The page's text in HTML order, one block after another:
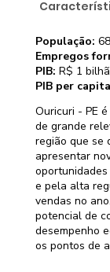
Ouricuri - PE
de grande
região que se
apresentar
e pela alta
vendas no
potencial de
desempenho
os pontos de
População:
Empregos
PIB: R$ 1
PIB per